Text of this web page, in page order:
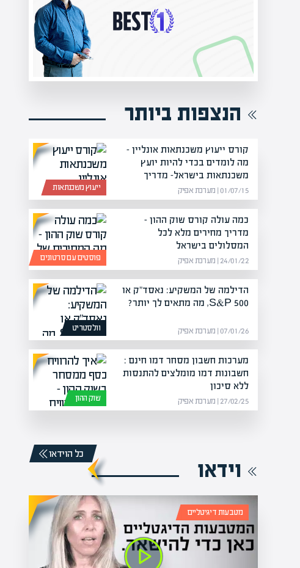
הנצפות ביותר
ייעוץ משכנתאות
קורס ייעוץ משכנתאות אונליין –
מה לומדים בכדי להיות יועץ
משכנתאות בישראל- מדריך
01/07/15 | מערכת אפיק
פוסטים עם סרטונים
כמה עולה קורס שוק ההון –
מדריך מחירים מלא לכל
המסלולים בישראל
24/01/22 | מערכת אפיק
וולסטריט
הדילמה של המשקיע: נאסד"ק או
S&P 500, מה מתאים לך יותר?
07/01/26 | מערכת אפיק
שוק ההון
מערכות חשבון מסחר דמו חינם :
חשבונות דמו מומלצים להתנסות
ללא סיכון
27/02/25 | מערכת אפיק
וידאו
כל הוידאו
מטבעות דיגיטליים